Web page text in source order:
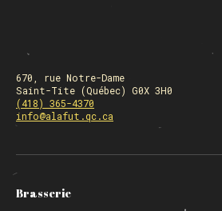
Chargement
670, rue Notre-Dame
Saint-Tite (Québec) G0X 3H0
(418) 365-4370
info@alafut.qc.ca
Brasserie